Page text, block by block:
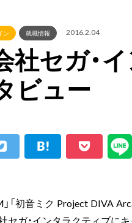
ン 就職情報 2016.2.04
社セガ・
ビュー
「初音ミク Project DIVA
セガ・インタラクティブに